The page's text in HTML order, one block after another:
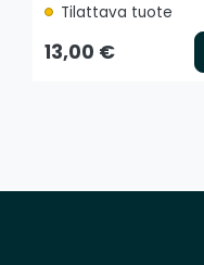
Tilattava tuote
13,00 €